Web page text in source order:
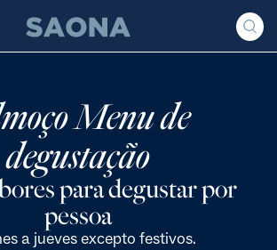
Grupo Saona
Menu de
degustação
para degustar por
pessoa
a jueves excepto festivos.